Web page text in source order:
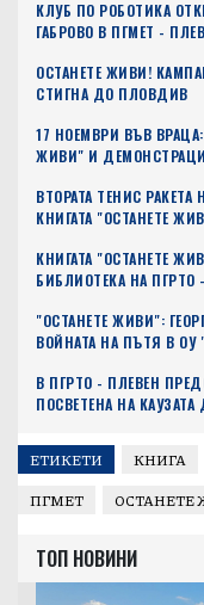
КЛУБ ПО РОБОТИКА
ГАБРОВО В ПГМЕТ -
ОСТАНЕТЕ ЖИВИ!
СТИГНА ДО ПЛОВДИВ
17 НОЕМВРИ ВЪВ
ЖИВИ" И
ВТОРАТА ТЕНИС
КНИГАТА "ОСТАНЕТЕ
КНИГАТА "ОСТАНЕТЕ
БИБЛИОТЕКА НА ПГРТО
"ОСТАНЕТЕ ЖИВИ":
ВОЙНАТА НА ПЪТЯ В
В ПГРТО - ПЛЕВЕН
ПОСВЕТЕНА НА
ЕТИКЕТИ КНИГА
ПГМЕТ
ОСТАНЕТЕ
ТОП НОВИНИ